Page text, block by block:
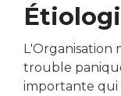
L'Organisation
trouble
importante qui